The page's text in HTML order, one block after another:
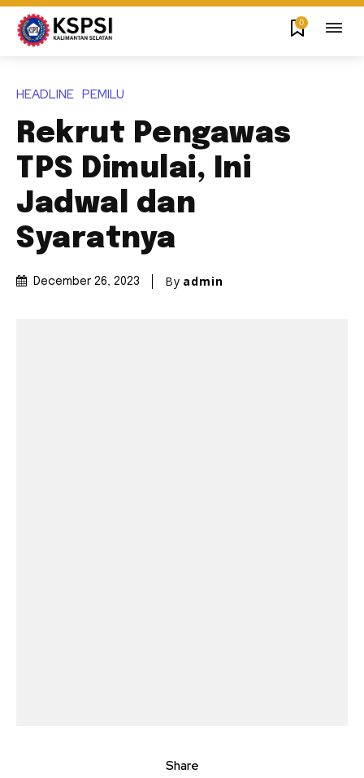
0
HEADLINE PEMILU
Rekrut Pengawas
TPS Dimulai, Ini
Jadwal dan
Syaratnya
December 26, 2023 By admin
Share